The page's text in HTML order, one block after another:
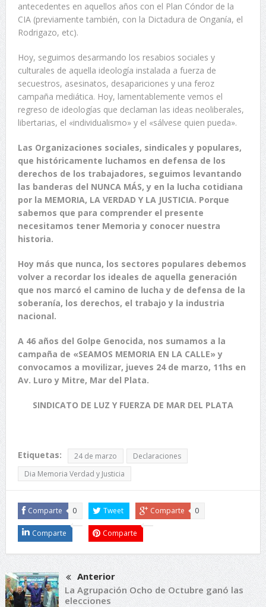
antecedentes en aquellos años con el Plan Cóndor de la
CIA (previamente también, con la Dictadura de Onganía, el
Rodrigazo, etc).
Hoy, seguimos desarmando los resabios sociales y
culturales de aquella ideología instalada a fuerza de
secuestros, asesinatos, desapariciones y una feroz
campaña mediática. Hoy, lamentablemente vemos el
regreso de ideologías que declaman las ideas neoliberales,
libertarias, el «individualismo» y el «sálvese quien pueda».
Las Organizaciones sociales, sindicales y populares,
que históricamente luchamos en defensa de los
derechos de los trabajadores, seguimos levantando
las banderas del NUNCA MÁS, y en la lucha cotidiana
por la MEMORIA, LA VERDAD Y LA JUSTICIA. Porque
sabemos que para comprender el presente
necesitamos tener Memoria y conocer nuestra
historia.
Hoy más que nunca, los sectores populares debemos
volver a recordar los ideales de aquella generación
que nos marcó el camino de lucha y de defensa de la
soberanía, los derechos, el trabajo y la industria
nacional.
A 46 años del Golpe Genocida, nos sumamos a la
campaña de «SEAMOS MEMORIA EN LA CALLE» y
convocamos a movilizar, jueves 24 de marzo, 11hs en
Av. Luro y Mitre, Mar del Plata.
SINDICATO DE LUZ Y FUERZA DE MAR DEL PLATA
Etiquetas: 24 de marzo
Declaraciones
Dia Memoria Verdad y Justicia
Comparte 0 Tweet Comparte 0
Comparte Comparte
Anterior
La Agrupación Ocho de Octubre ganó las
elecciones